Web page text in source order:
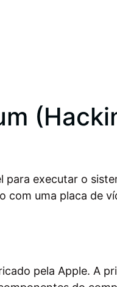
para executar o
uma placa de
pela Apple. A